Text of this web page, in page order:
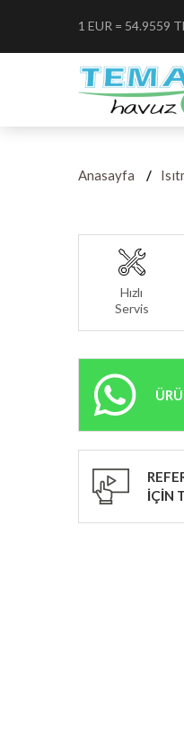
1 EUR = 54.9559 TL
Anasayfa
Hızlı
Servis
İÇİN